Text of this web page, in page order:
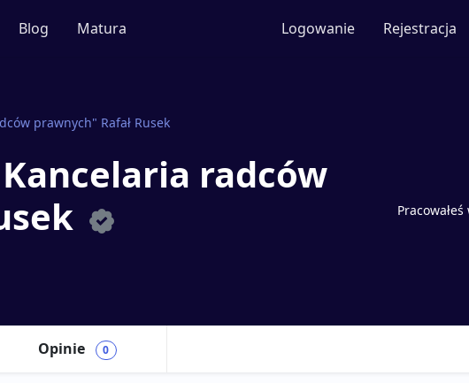
Blog Matura Logowanie Rejestracja
prawnych" Rafał Rusek
radców
Opinie 0